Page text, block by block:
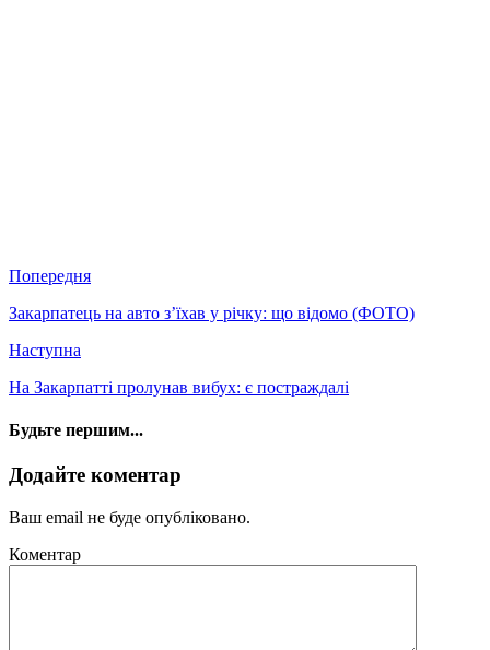
Попередня
Закарпатець на авто з’їхав у річку: що відомо (ФОТО)
Наступна
На Закарпатті пролунав вибух: є постраждалі
Будьте першим...
Додайте коментар
Ваш email не буде опубліковано.
Коментар